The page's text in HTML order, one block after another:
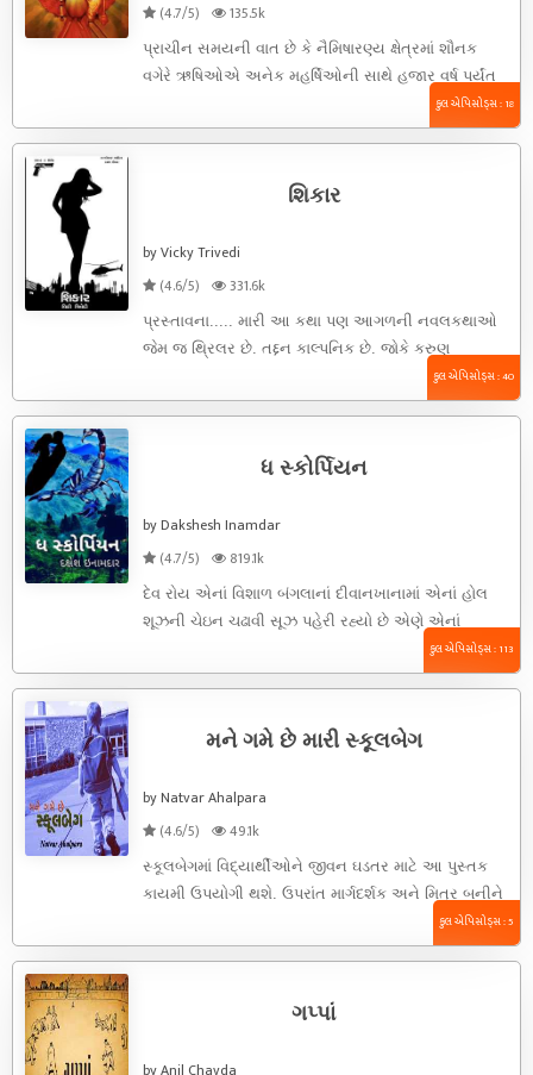
(4.7/5)
135.5k
પ્રાચીન સમયની વાત છે કે નૈમિષારણ્ય ક્ષેત્રમાં શૌનક
વગેરે ઋષિઓએ અનેક મહર્ષિઓની સાથે હજાર વર્ષ પર્યંત
કુલ એપિસોડ્સ : 18
શિકાર
by Vicky Trivedi
(4.6/5)
331.6k
પ્રસ્તાવના..... મારી આ કથા પણ આગળની નવલકથાઓ
જેમ જ થ્રિલર છે. તદ્દન કાલ્પનિક છે. જોકે કરુણ
કુલ એપિસોડ્સ : 40
ધ સ્કોર્પિયન
by Dakshesh Inamdar
(4.7/5)
819.1k
દેવ રોય એનાં વિશાળ બંગલાનાં દીવાનખાનામાં એનાં હોલ
શૂઝની ચેઇન ચઢાવી સૂઝ પહેરી રહ્યો છે એણે એનાં
કુલ એપિસોડ્સ : 113
મને ગમે છે મારી સ્કૂલબેગ
by Natvar Ahalpara
(4.6/5)
49.1k
સ્કૂલબેગમાં વિદ્યાર્થીઓને જીવન ઘડતર માટે આ પુસ્તક
કાયમી ઉપયોગી થશે. ઉપરાંત માર્ગદર્શક અને મિત્ર બનીને
કુલ એપિસોડ્સ : 5
ગપ્પાં
by Anil Chavda